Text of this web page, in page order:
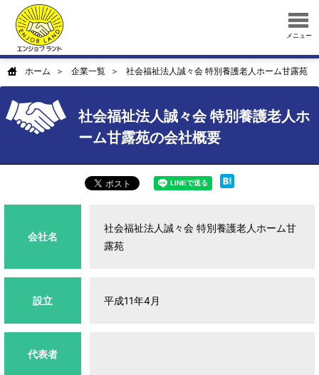
メニュー
ホーム 企業一覧 社会福祉法人誠々会 特別養護老人ホーム甘露苑
社会福祉法人誠々会 特別養護老人ホ
ーム甘露苑の会社概要
会社名
社会福祉法人誠々会 特別養護老人ホーム甘
露苑
設立 平成11年4月
代表者